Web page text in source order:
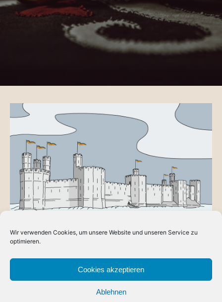
Wir verwenden Cookies, um unsere Website und unseren Service zu
optimieren.
Cookies akzeptieren
Ablehnen
BLOG
Burg Nordwacht
Im Rahmen einer kreativen Phase, die mich gepackt hat und
sich auf den Hintergrund des Reiches Dorlónien erstreckt,